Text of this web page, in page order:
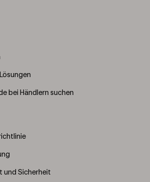
bei Händlern suchen
und Sicherheit